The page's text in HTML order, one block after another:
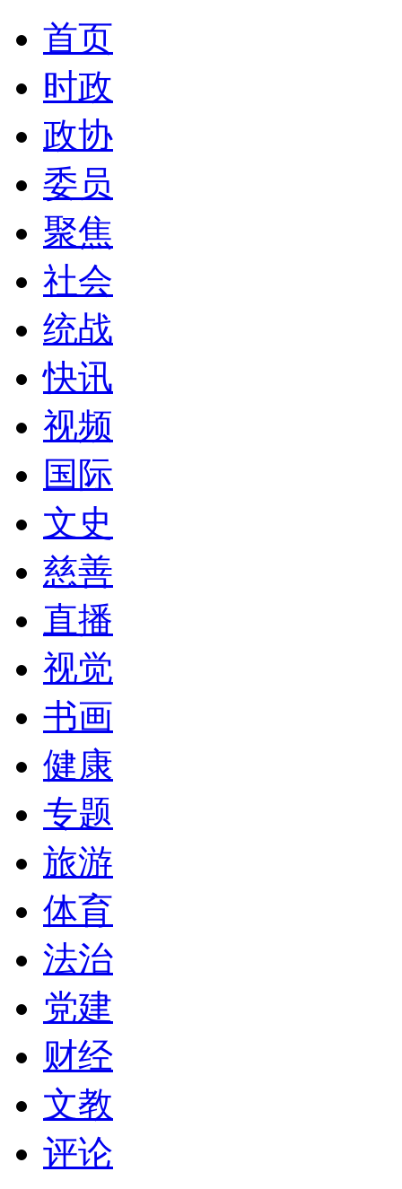
首页
时政
政协
委员
聚焦
社会
统战
快讯
视频
国际
文史
慈善
直播
视觉
书画
健康
专题
旅游
体育
法治
党建
财经
文教
评论